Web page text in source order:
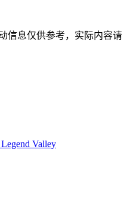
信息仅供参考，实际内容请
Valley